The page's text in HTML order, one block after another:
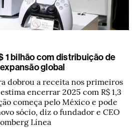
1 bilhão com distribuição de
global
dobrou a receita nos primeiros
encerrar 2025 com R$ 1,3
começa pelo México e pode
sócio, diz o fundador e CEO
Línea